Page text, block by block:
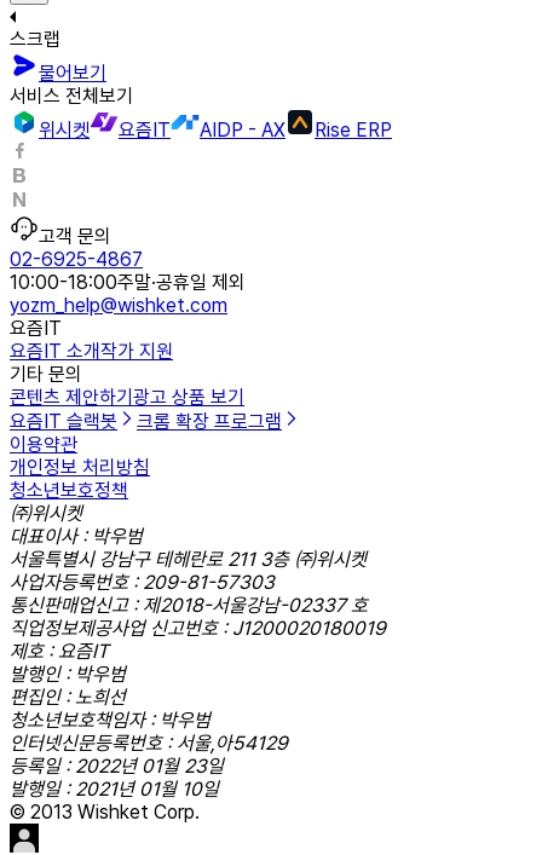
스크랩
물어보기
서비스 전체보기
위시켓
요즘IT AIDP - AX Rise ERP
고객 문의
02-6925-4867
10:00-18:00주말·공휴일 제외
yozm_help@wishket.com
요즘IT
요즘IT 소개작가 지원
기타 문의
콘텐츠 제안하기 광고 상품 보기
요즘IT 슬랙봇
크롬 확장 프로그램
이용약관
개인정보 처리방침
청소년보호정책
㈜위시켓
대표이사 : 박우범
서울특별시 강남구 테헤란로 211 3층 ㈜위시켓
사업자등록번호 : 209-81-57303
통신판매업신고 : 제2018-서울강남-02337 호
직업정보제공사업 신고번호 : J1200020180019
제호 : 요즘IT
발행인 : 박우범
편집인 : 노희선
청소년보호책임자 : 박우범
인터넷신문등록번호 : 서울,아54129
등록일 : 2022년 01월 23일
발행일 : 2021년 01월 10일
© 2013 Wishket Corp.